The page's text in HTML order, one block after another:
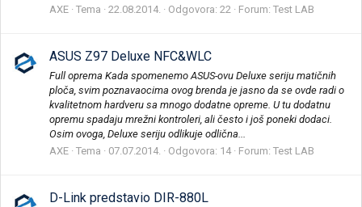
AXE Tema 22.08.2014. Odgovora: 22 Forum: Test LAB
ASUS Z97 Deluxe NFC&WLC
Full oprema Kada spomenemo ASUS-ovu Deluxe seriju matičnih
ploča, svim poznavaocima ovog brenda je jasno da se ovde radi o
kvalitetnom hardveru sa mnogo dodatne opreme. U tu dodatnu
opremu spadaju mrežni kontroleri, ali često i još poneki dodaci.
Osim ovoga, Deluxe seriju odlikuje odlična...
AXE Tema 07.07.2014. Odgovora: 14 Forum: Test LAB
D-Link predstavio DIR-880L